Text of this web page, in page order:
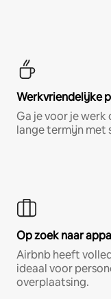
Werkvriendelijke
Ga je voor je
lange termijn met
Op zoek naar
Airbnb heeft
ideaal voor
overplaatsing.